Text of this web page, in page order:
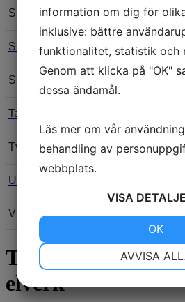
Skensystem, Tvätthallsbommar &
Slangpressning
Specialbyggen
Tabeller
Tvättmedel
Utvalda produkter
Viab
Tillbehör Honda
elverk
information om dig för
inklusive: bättre
funktionalitet, statistik och
Genom att klicka på "OK"
dessa ändamål.
Läs mer om vår
behandling av
webbplats.
VISA
AVVISA
OK